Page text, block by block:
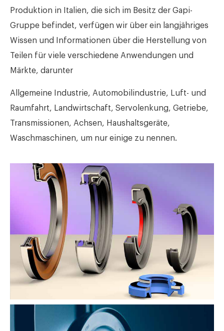
Produktion in Italien, die sich im Besitz der Gapi-
Gruppe befindet, verfügen wir über ein langjähriges
Wissen und Informationen über die Herstellung von
Teilen für viele verschiedene Anwendungen und
Märkte, darunter
Allgemeine Industrie, Automobilindustrie, Luft- und
Raumfahrt, Landwirtschaft, Servolenkung, Getriebe,
Transmissionen, Achsen, Haushaltsgeräte,
Waschmaschinen, um nur einige zu nennen.